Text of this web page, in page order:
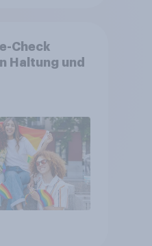
Check
Haltung und